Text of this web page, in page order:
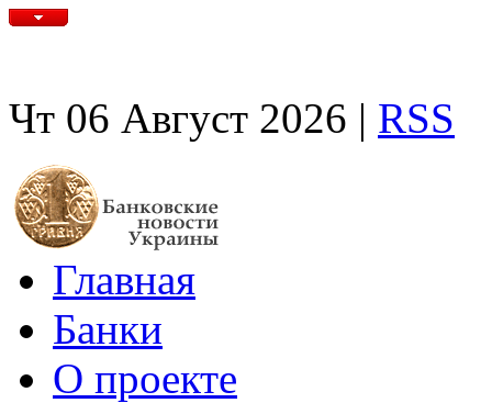
Чт 06 Август 2026 | RSS
Главная
Банки
О проекте